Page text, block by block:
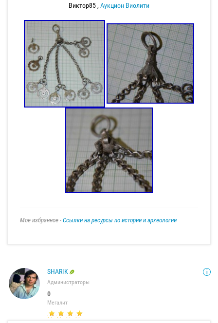
Виктор85 , Аукцион Виолити
Мое избранное - Ссылки на ресурсы по истории и археологии
SHARIK
Администраторы
0
Мегалит